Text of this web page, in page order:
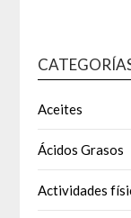
Aceites
Ácidos Grasos
Actividades